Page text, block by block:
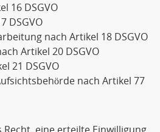
16 DSGVO
DSGVO
nach Artikel 18 DSGVO
Artikel 20 DSGVO
21 DSGVO
nach Artikel 77